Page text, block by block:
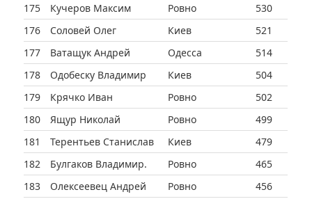
175
Кучеров Максим Ровно
530
176
Соловей Олег Киев
521
177
Ватащук Андрей Одесса
514
178
Одобеску Владимир Киев
504
179
Крячко Иван Ровно
502
180
Ящур Николай Ровно
499
181
Терентьев Станислав Киев
479
182
Булгаков Владимир. Ровно
465
183
Олексеевец Андрей Ровно 456